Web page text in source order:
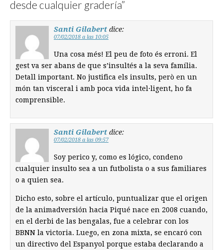
desde cualquier gradería”
Santi Gilabert dice:
07/02/2018 a las 10:05
Una cosa més! El peu de foto és erroni. El
gest va ser abans de que s’insultés a la seva família.
Detall important. No justifica els insults, però en un
món tan visceral i amb poca vida intel·ligent, ho fa
comprensible.
Santi Gilabert dice:
07/02/2018 a las 09:57
Soy perico y, como es lógico, condeno
cualquier insulto sea a un futbolista o a sus familiares
o a quien sea.
Dicho esto, sobre el artículo, puntualizar que el origen
de la animadversión hacia Piqué nace en 2008 cuando,
en el derbi de las bengalas, fue a celebrar con los
BBNN la victoria. Luego, en zona mixta, se encaró con
un directivo del Espanyol porque estaba declarando a